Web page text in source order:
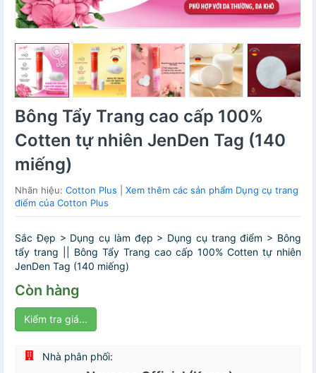
Bông Tẩy Trang cao cấp 100%
Cotten tự nhiên JenDen Tag (140
miếng)
Nhãn hiệu: Cotton Plus
Xem thêm các sản phẩm Dụng cụ trang
điểm của Cotton Plus
Sắc Đẹp > Dụng cụ làm đẹp > Dụng cụ trang điểm > Bông
tẩy trang || Bông Tẩy Trang cao cấp 100% Cotten tự nhiên
JenDen Tag (140 miếng)
Còn hàng
Kiểm tra giá...
Nhà phân phối: